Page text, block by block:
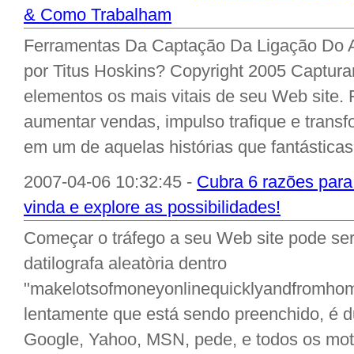
& Como Trabalham
Ferramentas Da Captação Da Ligação Do
por Titus Hoskins? Copyright 2005
elementos os mais vitais de seu Web site.
aumentar vendas, impulso trafique e
em um de aquelas histórias que
2007-04-06 10:32:45 - Cubra 6 razões
vinda e explore as possibilidades!
Começar o tráfego a seu Web site pode
datilografa aleatòria dentro
lentamente que está sendo preenchido, é
Google, Yahoo, MSN, pede, e todos os